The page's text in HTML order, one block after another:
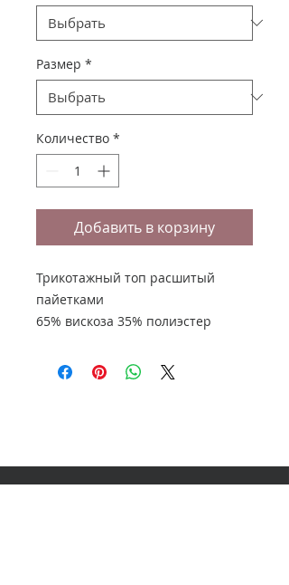
Размер *
Количество *
Добавить в корзину
Трикотажный топ расшитый
пайетками
65% вискоза 35% полиэстер